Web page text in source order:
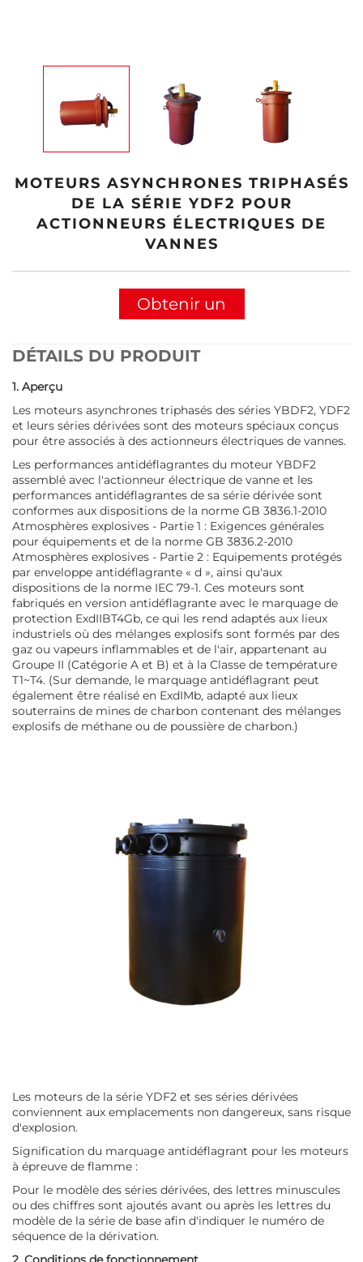
MOTEURS ASYNCHRONES TRIPHASÉS
DE LA SÉRIE YDF2 POUR
ACTIONNEURS ÉLECTRIQUES DE
VANNES
Obtenir un
DÉTAILS DU PRODUIT
1. Aperçu
Les moteurs asynchrones triphasés des séries YBDF2, YDF2
et leurs séries dérivées sont des moteurs spéciaux conçus
pour être associés à des actionneurs électriques de vannes.
Les performances antidéflagrantes du moteur YBDF2
assemblé avec l'actionneur électrique de vanne et les
performances antidéflagrantes de sa série dérivée sont
conformes aux dispositions de la norme GB 3836.1-2010
Atmosphères explosives - Partie 1 : Exigences générales
pour équipements et de la norme GB 3836.2-2010
Atmosphères explosives - Partie 2 : Equipements protégés
par enveloppe antidéflagrante « d », ainsi qu'aux
dispositions de la norme IEC 79-1. Ces moteurs sont
fabriqués en version antidéflagrante avec le marquage de
protection ExdIIBT4Gb, ce qui les rend adaptés aux lieux
industriels où des mélanges explosifs sont formés par des
gaz ou vapeurs inflammables et de l'air, appartenant au
Groupe II (Catégorie A et B) et à la Classe de température
T1~T4. (Sur demande, le marquage antidéflagrant peut
également être réalisé en ExdIMb, adapté aux lieux
souterrains de mines de charbon contenant des mélanges
explosifs de méthane ou de poussière de charbon.)
Les moteurs de la série YDF2 et ses séries dérivées
conviennent aux emplacements non dangereux, sans risque
d'explosion.
Signification du marquage antidéflagrant pour les moteurs
à épreuve de flamme :
Pour le modèle des séries dérivées, des lettres minuscules
ou des chiffres sont ajoutés avant ou après les lettres du
modèle de la série de base afin d'indiquer le numéro de
séquence de la dérivation.